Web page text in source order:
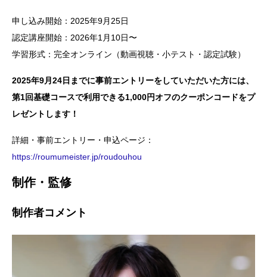
申し込み開始：2025年9月25日
認定講座開始：2026年1月10日〜
学習形式：完全オンライン（動画視聴・小テスト・認定試験）
2025年9月24日までに事前エントリーをしていただいた方には、
第1回基礎コースで利用できる1,000円オフのクーポンコードをプ
レゼントします！
詳細・事前エントリー・申込ページ：
https://roumumeister.jp/roudouhou
制作・監修
制作者コメント